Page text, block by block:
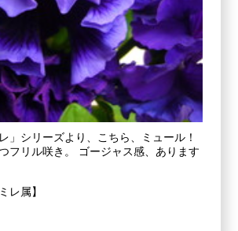
」シリーズより、こちら、ミュール！
フリル咲き。 ゴージャス感、あります
レ属】